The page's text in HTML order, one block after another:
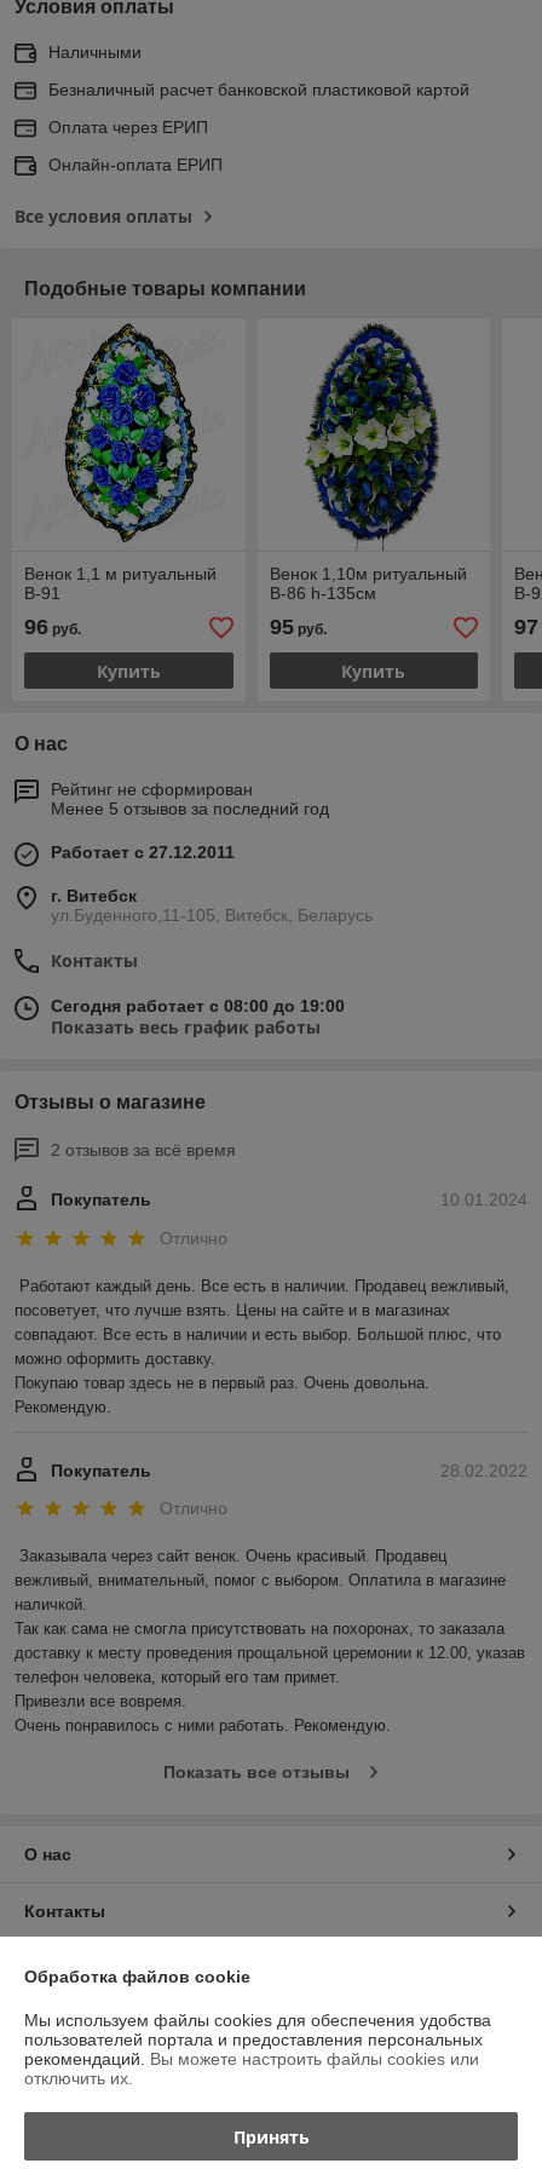
Условия оплаты
Наличными
Безналичный расчет банковской пластиковой картой
Оплата через ЕРИП
Онлайн-оплата ЕРИП
Все условия оплаты
Подобные товары компании
Венок 1,1 м ритуальный
В-91
96 руб.
Купить
Венок 1,10м ритуальный
В-86 h-135cм
95руб.
Купить
В-
97
О нас
Рейтинг не сформирован
Менее 5 отзывов за последний год
Работает с 27.12.2011
г. Витебск
ул.Буденного,11-105, Витебск, Беларусь
Контакты
Сегодня работает с 08:00 до 19:00
Показать весь график работы
Отзывы о магазине
2 отзывов за всё время
10.01.2024
Покупатель
Отлично
Работают каждый день. Все есть в наличии. Продавец вежливый,
посоветует, что лучше взять. Цены на сайте и в магазинах
совпадают. Все есть в наличии и есть выбор. Большой плюс, что
можно оформить доставку.
Покупаю товар здесь не в первый раз. Очень довольна.
Рекомендую.
28.02.2022
Покупатель
Отлично
Заказывала через сайт венок. Очень красивый. Продавец
вежливый, внимательный, помог с выбором. Оплатила в магазине
наличкой.
Так как сама не смогла присутствовать на похоронах, то заказала
доставку к месту проведения прощальной церемонии к 12.00, указав
телефон человека, который его там примет.
Привезли все вовремя.
Очень понравилось с ними работать. Рекомендую.
Показать все отзывы
О нас
Контакты
Доставка и оплата
График работы
Полная версия сайта
Политика обработки cookies
Обработка файлов cookie
Мы используем файлы cookies для обеспечения удобства
пользователей портала и предоставления персональных
рекомендаций. Вы можете настроить файлы cookies или
отключить их.
Принять